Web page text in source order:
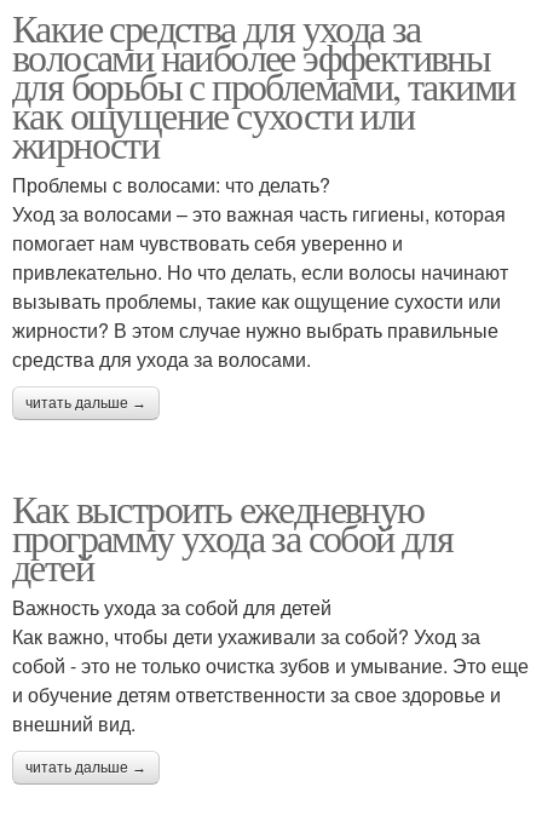
Какие средства для ухода за
волосами наиболее эффективны
для борьбы с проблемами, такими
как ощущение сухости или
жирности
Проблемы с волосами: что делать?
Уход за волосами – это важная часть гигиены, которая
помогает нам чувствовать себя уверенно и
привлекательно. Но что делать, если волосы начинают
вызывать проблемы, такие как ощущение сухости или
жирности? В этом случае нужно выбрать правильные
средства для ухода за волосами.
читать дальше →
Как выстроить ежедневную
программу ухода за собой для
детей
Важность ухода за собой для детей
Как важно, чтобы дети ухаживали за собой? Уход за
собой - это не только очистка зубов и умывание. Это еще
и обучение детям ответственности за свое здоровье и
внешний вид.
читать дальше →